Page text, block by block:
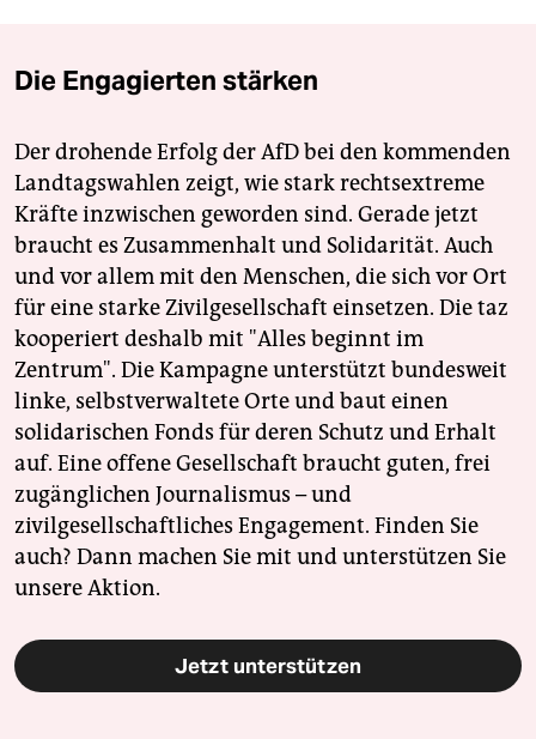
Die Engagierten stärken
Der drohende Erfolg der AfD bei den kommenden
Landtagswahlen zeigt, wie stark rechtsextreme
Kräfte inzwischen geworden sind. Gerade jetzt
braucht es Zusammenhalt und Solidarität. Auch
und vor allem mit den Menschen, die sich vor Ort
für eine starke Zivilgesellschaft einsetzen. Die taz
kooperiert deshalb mit "Alles beginnt im
Zentrum". Die Kampagne unterstützt bundesweit
linke, selbstverwaltete Orte und baut einen
solidarischen Fonds für deren Schutz und Erhalt
auf. Eine offene Gesellschaft braucht guten, frei
zugänglichen Journalismus – und
zivilgesellschaftliches Engagement. Finden Sie
auch? Dann machen Sie mit und unterstützen Sie
unsere Aktion.
Jetzt unterstützen